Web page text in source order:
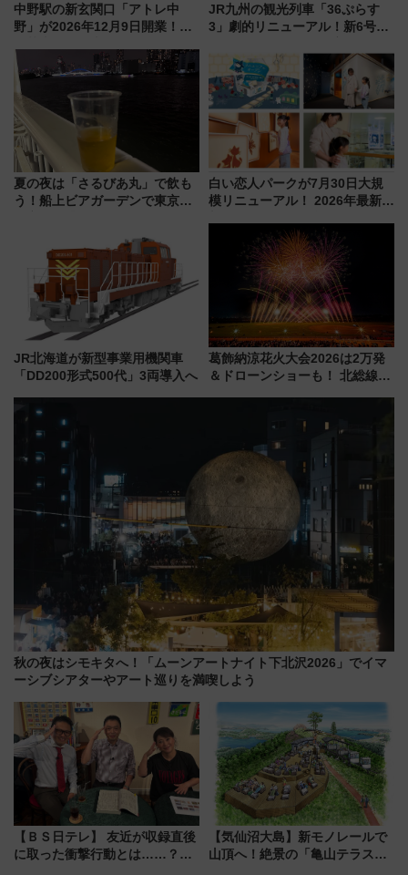
中野駅の新玄関口「アトレ中
野」が2026年12月9日開業！新
注目スポット
JR九州の観光列車「36ぷらす
3」劇的リニューアル！新6号車
別 “プレミアムランチ”導入･ル
ートや価格など解説
夏の夜は「さるびあ丸」で飲も
う！船上ビアガーデンで東京湾
杯……工場直送生ビールや島グ
ルメが美味い
白い恋人パークが7月30日大規
模リニューアル！ 2026年最新の
と料金・アクセスを徹底解説
（札幌市）
JR北海道が新型事業用機関車
「DD200形式500代」3両導入へ
葛飾納涼花火大会2026は2万発
＆ドローンショーも！ 北総線を
光まとめ（7/28開催）
秋の夜はシモキタへ！「ムーンアートナイト下北沢2026」でイマ
ーシブシアターやアート巡りを満喫しよう
【ＢＳ日テレ】 友近が収録直後
に取った衝撃行動とは……？
【気仙沼大島】新モノレールで
山頂へ！絶景の「亀山テラス